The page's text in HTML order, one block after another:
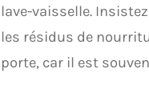
lave-vaisselle.
les résidus de
porte, car il est